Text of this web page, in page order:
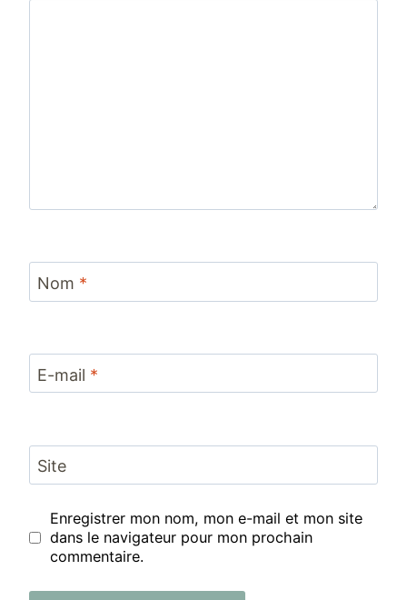
Nom *
E-mail *
Site
Enregistrer mon nom, mon e-mail et mon site
dans le navigateur pour mon prochain
commentaire.